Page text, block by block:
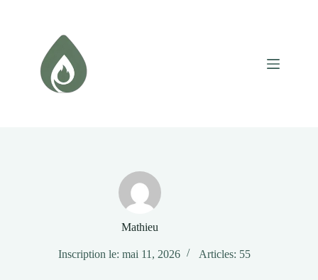
Mathieu
Inscription le: mai 11, 2026 Articles: 55